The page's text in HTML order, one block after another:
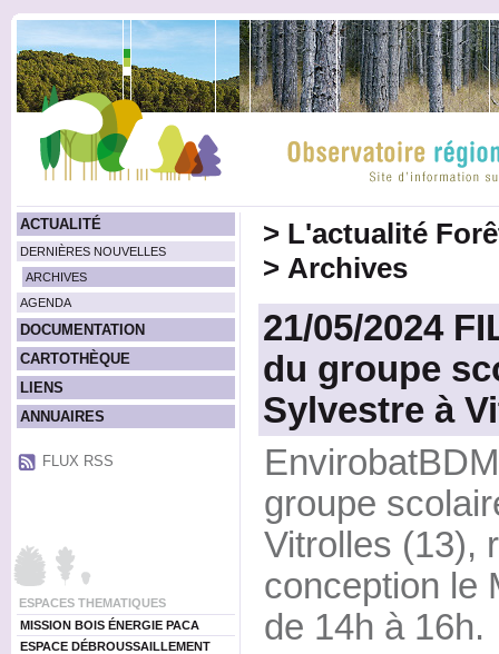
ACTUALITÉ
DERNIÈRES NOUVELLES
ARCHIVES
AGENDA
DOCUMENTATION
CARTOTHÈQUE
LIENS
ANNUAIRES
FLUX RSS
ESPACES THEMATIQUES
MISSION BOIS ÉNERGIE PACA
ESPACE DÉBROUSSAILLEMENT
> L'actualité
> Archives
21/05/2024
du groupe
Sylvestre à
groupe
Vitrolles (13),
conception le
de 14h à 16h.